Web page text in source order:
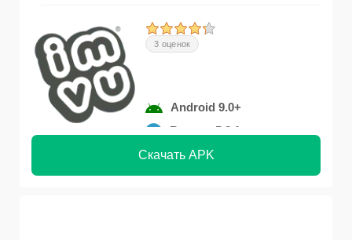
3 оценок
Android 9.0+
Версия 5.8.1
Скачать APK